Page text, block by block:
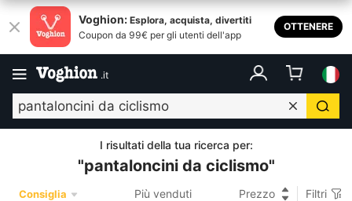
Voghion: Esplora, acquista, divertiti
Coupon da 99€ per gli utenti dell'app
OTTENERE
.it
I risultati della tua ricerca per:
"pantaloncini da ciclismo"
Consiglia Più venduti Prezzo Filtri